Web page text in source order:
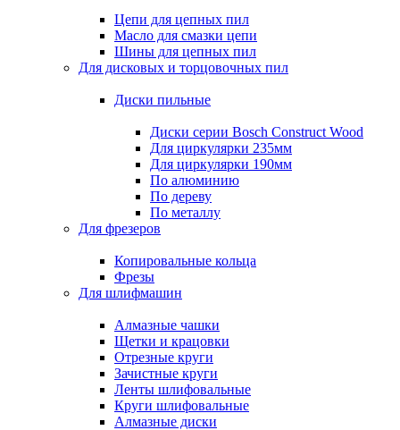
Цепи для цепных пил
Масло для смазки цепи
Шины для цепных пил
Для дисковых и торцовочных пил
Диски пильные
Диски серии Bosch Construct Wood
Для циркулярки 235мм
Для циркулярки 190мм
По алюминию
По дереву
По металлу
Для фрезеров
Копировальные кольца
Фрезы
Для шлифмашин
Алмазные чашки
Щетки и крацовки
Отрезные круги
Зачистные круги
Ленты шлифовальные
Круги шлифовальные
Алмазные диски